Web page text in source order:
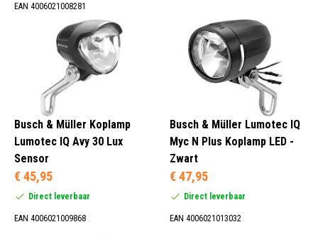
EAN 4006021008281
Busch & Müller Koplamp
Lumotec IQ Avy 30 Lux
Sensor
€ 45,95
Direct leverbaar
EAN 4006021009868
Busch & Müller Lumotec IQ
Myc N Plus Koplamp LED -
Zwart
€ 47,95
Direct leverbaar
EAN 4006021013032